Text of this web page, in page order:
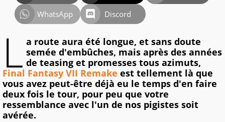
WhatsApp
Discord
L a route aura été longue, et sans doute
semée d'embûches, mais après des années
de teasing et promesses tous azimuts,
Final Fantasy VII Remake est tellement là que
vous avez peut-être déjà eu le temps d'en faire
deux fois le tour, pour peu que votre
ressemblance avec l'un de nos pigistes soit
avérée.